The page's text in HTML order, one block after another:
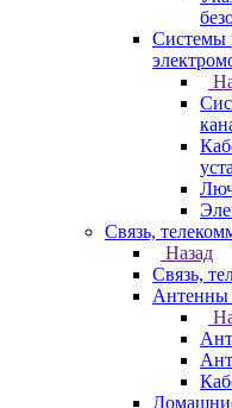
Системы
Связь,
Назад
Связь,
Антенны